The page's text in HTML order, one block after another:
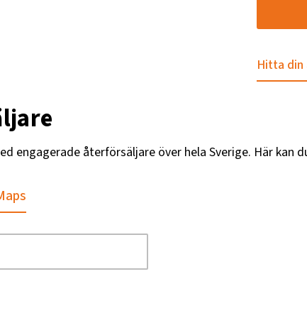
Hitta
engagerade återförsäljare över hela Sverige. Här kan